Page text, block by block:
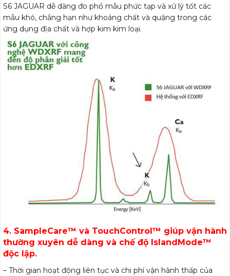
S6 JAGUAR dễ dàng đo phổ mẫu phức tạp và xử lý tốt các
mẫu khó, chẳng hạn như khoáng chất và quặng trong các
ứng dụng địa chất và hợp kim kim loại.
4. SampleCare™ và TouchControl™ giúp vận hành
thường xuyên dễ dàng và chế độ IslandMode™
độc lập.
– Thời gian hoạt động liên tục và chi phí vận hành thấp của